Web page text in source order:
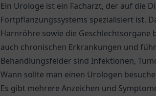
Ein Urologe ist ein Facharzt, der auf die
Fortpflanzungssystems spezialisiert ist.
Harnröhre sowie die
auch chronischen Erkrankungen und
Behandlungsfelder sind Infektionen,
Wann sollte man einen Urologen
Es gibt mehrere Anzeichen und